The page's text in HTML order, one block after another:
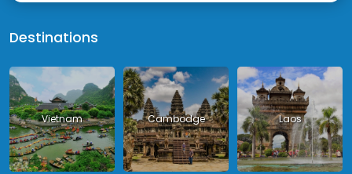
Destinations
Vietnam Cambodge Laos